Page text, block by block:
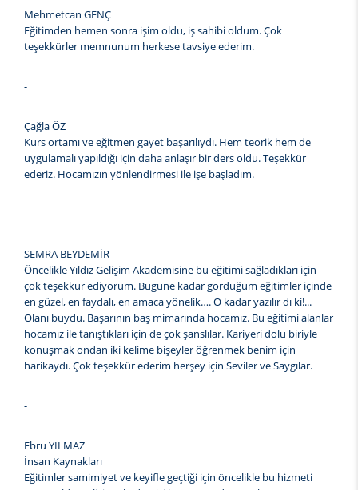
Mehmetcan GENÇ
Eğitimden hemen sonra işim oldu, iş sahibi oldum. Çok
teşekkürler memnunum herkese tavsiye ederim.
-
Çağla ÖZ
Kurs ortamı ve eğitmen gayet başarılıydı. Hem teorik hem de
uygulamalı yapıldığı için daha anlaşır bir ders oldu. Teşekkür
ederiz. Hocamızın yönlendirmesi ile işe başladım.
-
SEMRA BEYDEMİR
Öncelikle Yıldız Gelişim Akademisine bu eğitimi sağladıkları için
çok teşekkür ediyorum. Bugüne kadar gördüğüm eğitimler içinde
en güzel, en faydalı, en amaca yönelik…. O kadar yazılır dı ki!...
Olanı buydu. Başarının baş mimarında hocamız. Bu eğitimi alanlar
hocamız ile tanıştıkları için de çok şanslılar. Kariyeri dolu biriyle
konuşmak ondan iki kelime bişeyler öğrenmek benim için
harikaydı. Çok teşekkür ederim herşey için Seviler ve Saygılar.
-
Ebru YILMAZ
İnsan Kaynakları
Eğitimler samimiyet ve keyifle geçtiği için öncelikle bu hizmeti